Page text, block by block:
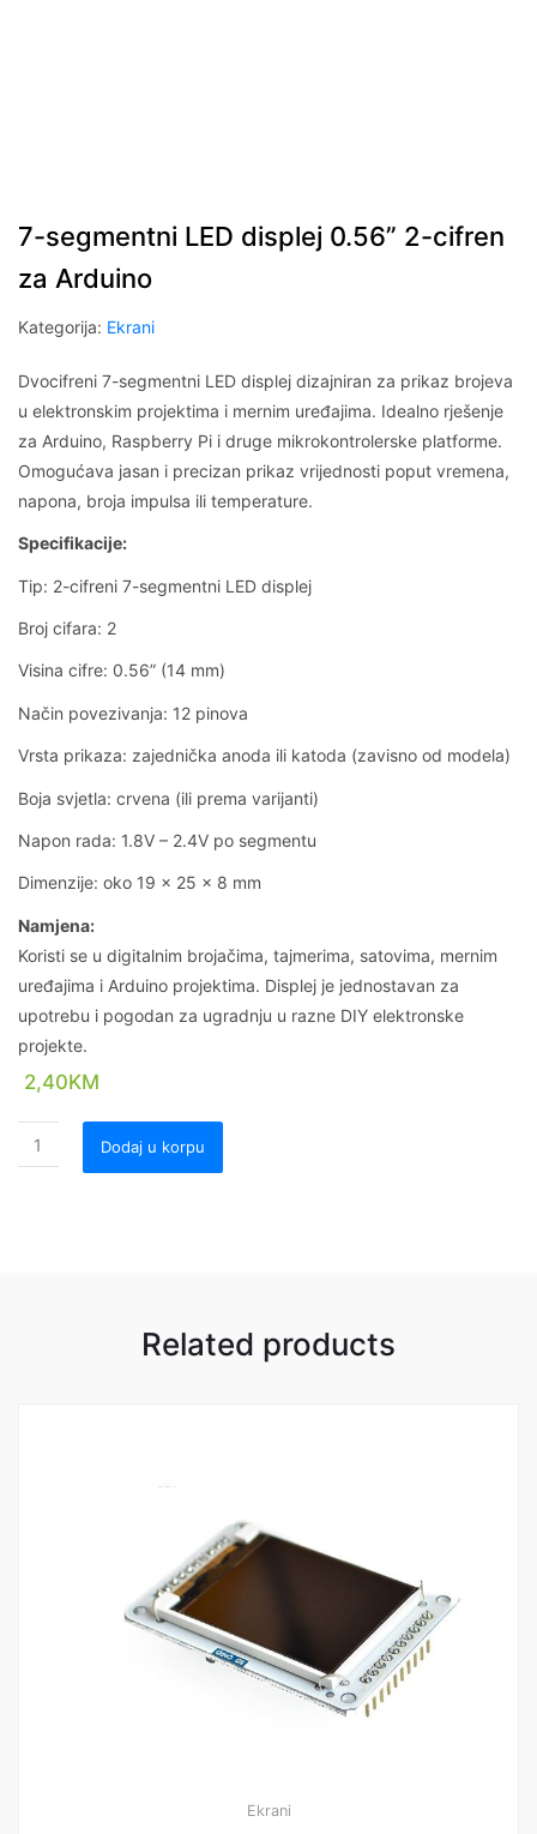
7-segmentni LED displej 0.56” 2-cifren
za Arduino
Kategorija: Ekrani
Dvocifreni 7-segmentni LED displej dizajniran za prikaz brojeva
u elektronskim projektima i mernim uređajima. Idealno rješenje
za Arduino, Raspberry Pi i druge mikrokontrolerske platforme.
Omogućava jasan i precizan prikaz vrijednosti poput vremena,
napona, broja impulsa ili temperature.
Specifikacije:
Tip: 2-cifreni 7-segmentni LED displej
Broj cifara: 2
Visina cifre: 0.56” (14 mm)
Način povezivanja: 12 pinova
Vrsta prikaza: zajednička anoda ili katoda (zavisno od modela)
Boja svjetla: crvena (ili prema varijanti)
Napon rada: 1.8V – 2.4V po segmentu
Dimenzije: oko 19 x 25 x 8 mm
Namjena:
Koristi se u digitalnim brojačima, tajmerima, satovima, mernim
uređajima i Arduino projektima. Displej je jednostavan za
upotrebu i pogodan za ugradnju u razne DIY elektronske
projekte.
2,40KM
Dodaj u korpu
Related products
Ekrani